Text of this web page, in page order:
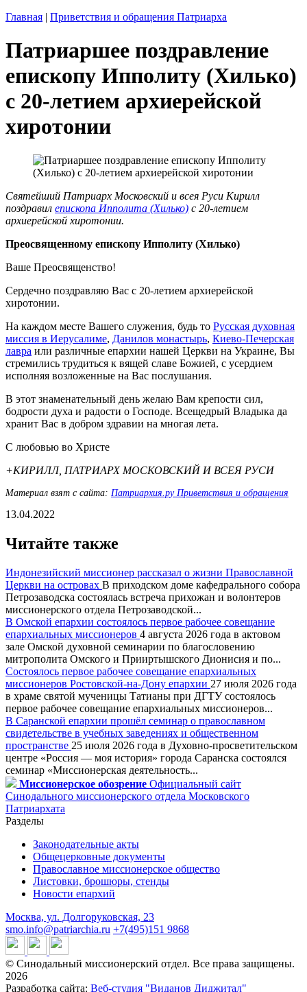
Главная | Приветствия и обращения Патриарха
Патриаршее поздравление
епископу Ипполиту (Хилько)
с 20-летием архиерейской
хиротонии
Святейший Патриарх Московский и всея Руси Кирилл
поздравил епископа Ипполита (Хилько) с 20-летием
архиерейской хиротонии.
Преосвященному епископу Ипполиту (Хилько)
Ваше Преосвященство!
Сердечно поздравляю Вас с 20-летием архиерейской
хиротонии.
На каждом месте Вашего служения, будь то Русская духовная
миссия в Иерусалиме, Данилов монастырь, Киево-Печерская
лавра или различные епархии нашей Церкви на Украине, Вы
стремились трудиться к вящей славе Божией, с усердием
исполняя возложенные на Вас послушания.
В этот знаменательный день желаю Вам крепости сил,
бодрости духа и радости о Господе. Всещедрый Владыка да
хранит Вас в добром здравии на многая лета.
С любовью во Христе
+КИРИЛЛ, ПАТРИАРХ МОСКОВСКИЙ И ВСЕЯ РУСИ
Материал взят с сайта: Патриархия.ру Приветствия и обращения
13.04.2022
Читайте также
Индонезийский миссионер рассказал о жизни Православной
Церкви на островах В приходском доме кафедрального собора
Петрозаводска состоялась встреча прихожан и волонтеров
миссионерского отдела Петрозаводской...
В Омской епархии состоялось первое рабочее совещание
епархиальных миссионеров 4 августа 2026 года в актовом
зале Омской духовной семинарии по благословению
митрополита Омского и Прииртышского Дионисия и по...
Состоялось первое рабочее совещание епархиальных
миссионеров Ростовской-на-Дону епархии 27 июля 2026 года
в храме святой мученицы Татианы при ДГТУ состоялось
первое рабочее совещание епархиальных миссионеров...
В Саранской епархии прошёл семинар о православном
свидетельстве в учебных заведениях и общественном
пространстве 25 июля 2026 года в Духовно-просветительском
центре «Россия — моя история» города Саранска состоялся
семинар «Миссионерская деятельность...
Миссионерское обозрение Официальный сайт
Синодального миссионерского отдела Московского
Патриархата
Разделы
Законодательные акты
Общецерковные документы
Православное миссионерское общество
Листовки, брошюры, стенды
Новости епархий
Москва, ул. Долгоруковская, 23
smo.info@patriarchia.ru +7(495)151 9868
© Синодальный миссионерский отдел. Все права защищены.
2026
Разработка сайта: Веб-студия "Виданов Диджитал"